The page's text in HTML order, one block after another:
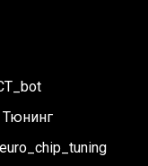
Тюнинг